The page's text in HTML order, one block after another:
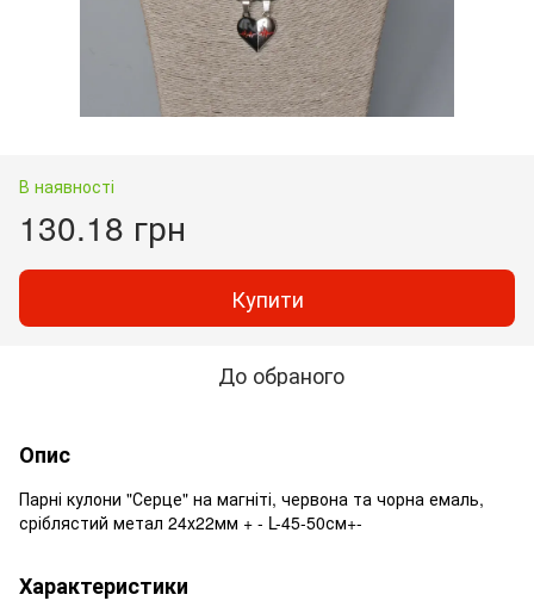
В наявності
130.18 грн
Купити
До обраного
Опис
Парні кулони "Серце" на магніті, червона та чорна емаль,
сріблястий метал 24х22мм + - L-45-50см+-
Характеристики